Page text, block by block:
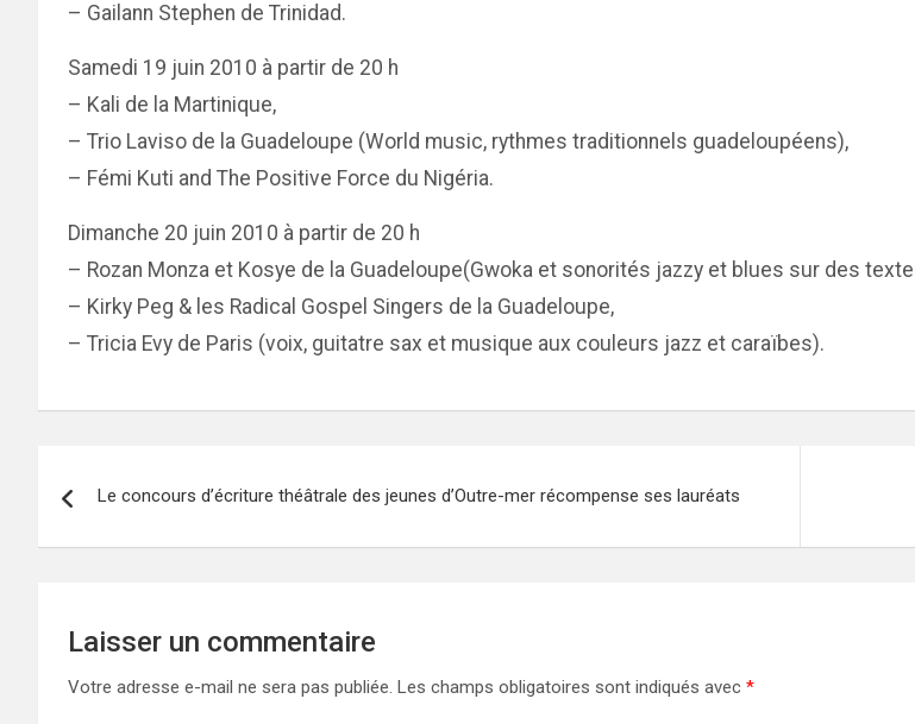
– Gailann Stephen de Trinidad.
Samedi 19 juin 2010 à partir de 20 h
– Kali de la Martinique,
– Trio Laviso de la Guadeloupe (World music, rythmes traditionnels guadeloupéens),
– Fémi Kuti and The Positive Force du Nigéria.
Dimanche 20 juin 2010 à partir de 20 h
– Rozan Monza et Kosye de la Guadeloupe(Gwoka et sonorités jazzy et blues sur des
– Kirky Peg & les Radical Gospel Singers de la Guadeloupe,
– Tricia Evy de Paris (voix, guitatre sax et musique aux couleurs jazz et caraïbes).
de
Le concours d’écriture théâtrale des jeunes d’Outre-mer récompense ses lauréats
Laisser un commentaire
Votre adresse e-mail ne sera pas publiée. Les champs obligatoires sont indiqués avec *